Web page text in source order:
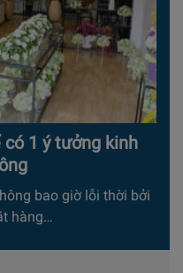
1 ý tưởng kinh
bao giờ lỗi thời bởi
hàng…